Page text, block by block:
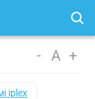
- A +
iplex